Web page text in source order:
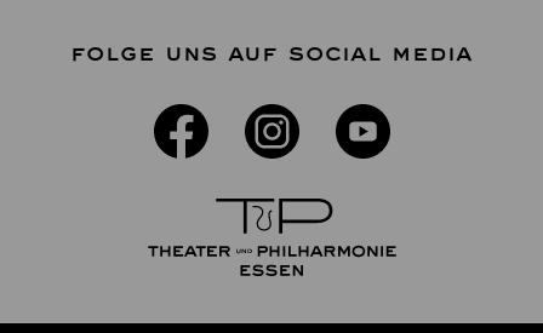
FOLGE UNS AUF SOCIAL MEDIA